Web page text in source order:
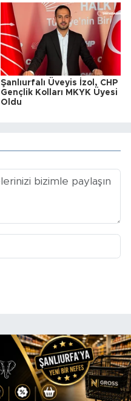
Şanlıurfalı Üveyis İzol, CHP
Gençlik Kolları MKYK Üyesi
Oldu